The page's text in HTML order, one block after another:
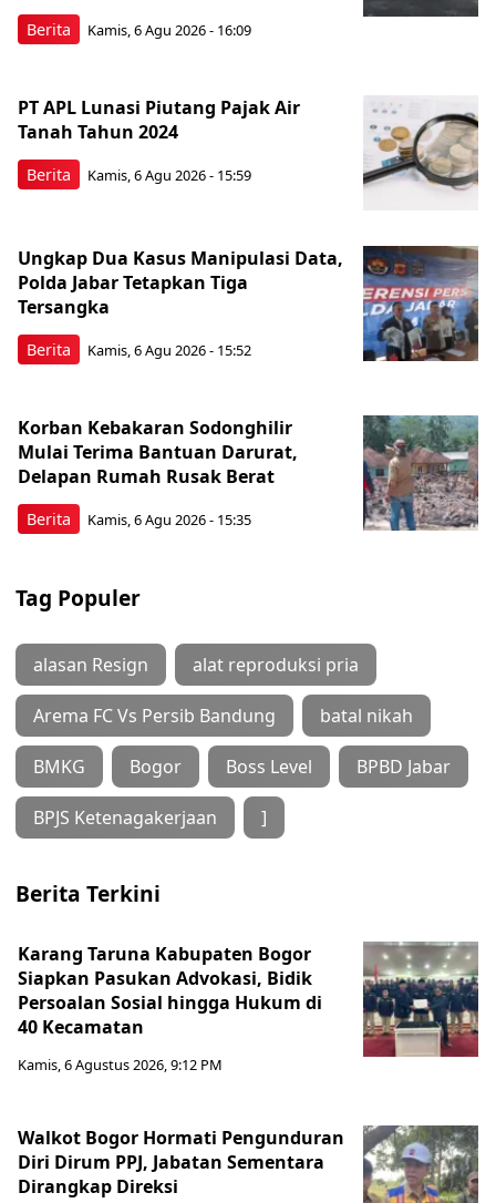
Berita Kamis, 6 Agu 2026 - 16:09
Berita
PT APL Lunasi Piutang Pajak Air
Tanah Tahun 2024
Kamis, 6 Agu 2026 - 15:59
Berita
Ungkap Dua Kasus Manipulasi Data,
Polda Jabar Tetapkan Tiga
Tersangka
Kamis, 6 Agu 2026 - 15:52
Berita
Korban Kebakaran Sodonghilir
Mulai Terima Bantuan Darurat,
Delapan Rumah Rusak Berat
Kamis, 6 Agu 2026 - 15:35
Tag Populer
alasan Resign alat reproduksi pria
Arema FC Vs Persib Bandung batal nikah
BMKG Bogor Boss Level BPBD Jabar
BPJS Ketenagakerjaan ]
Berita Terkini
Karang Taruna Kabupaten Bogor
Siapkan Pasukan Advokasi, Bidik
Persoalan Sosial hingga Hukum di
40 Kecamatan
Kamis, 6 Agustus 2026, 9:12 PM
Walkot Bogor Hormati Pengunduran
Diri Dirum PPJ, Jabatan Sementara
Dirangkap Direksi